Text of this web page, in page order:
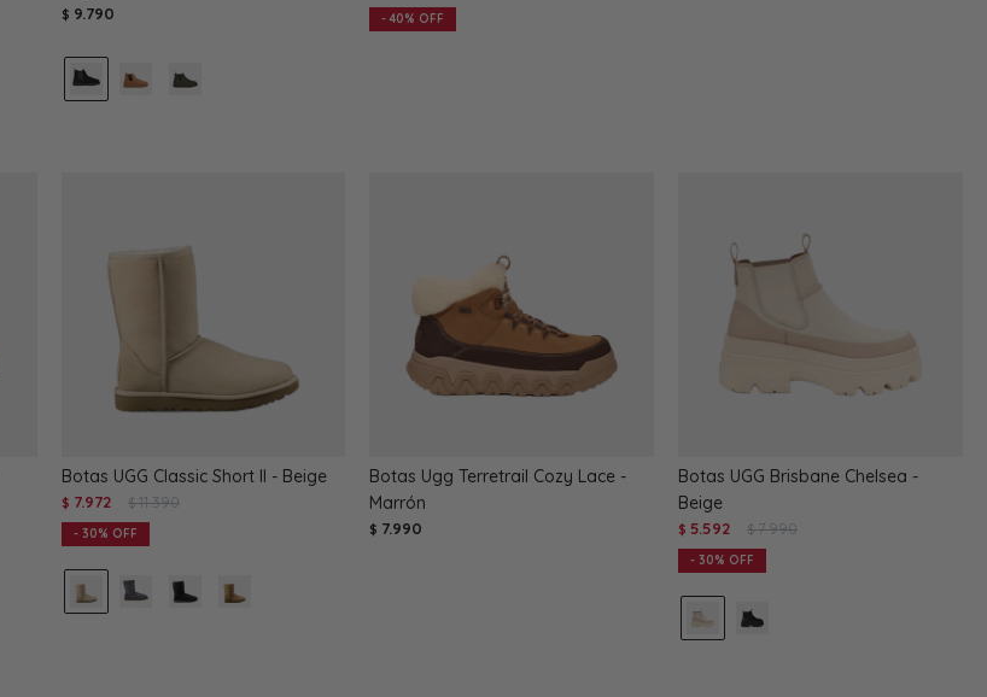
$ 9.790 40
Botas UGG Classic Short II - Beige
$ 7.972 $ 11.390
30
Botas Ugg Terretrail Cozy Lace -
Marrón
$ 7.990
Botas UGG Brisbane Chelsea -
Beige
$ 5.592 $ 7.990
30